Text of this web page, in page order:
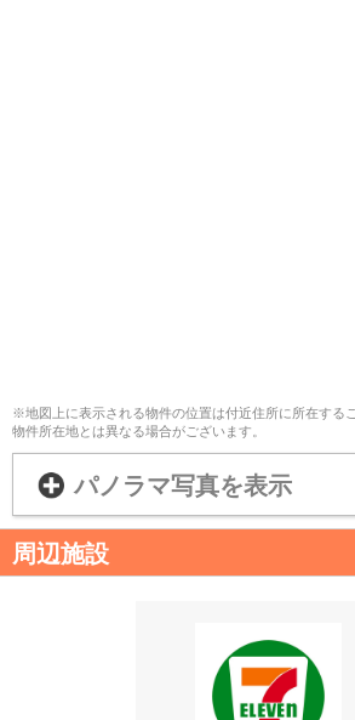
※地図上に表示される物件の位置は付近住所に所在する
物件所在地とは異なる場合がございます。
パノラマ写真を表示
周辺施設